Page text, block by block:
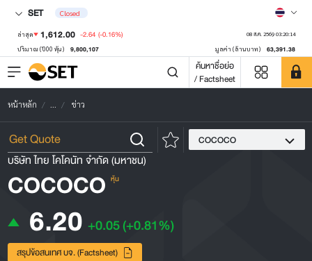
SET Closed
ล่าสุด 1,612.00 -2.64 (-0.16%) 08 ส.ค. 2569 03:20:14
ปริมาณ ('000 หุ้น) 9,800,107 มูลค่า (ล้านบาท) 63,391.38
ค้นหาชื่อย่อ
/ Factsheet
หน้าหลัก ... ข่าว
COCOCO
บริษัท ไทย โคโคนัท จำกัด (มหาชน)
COCOCO หุ้น
6.20 +0.05(+0.81%)
สรุปข้อสนเทศ บจ. (Factsheet)